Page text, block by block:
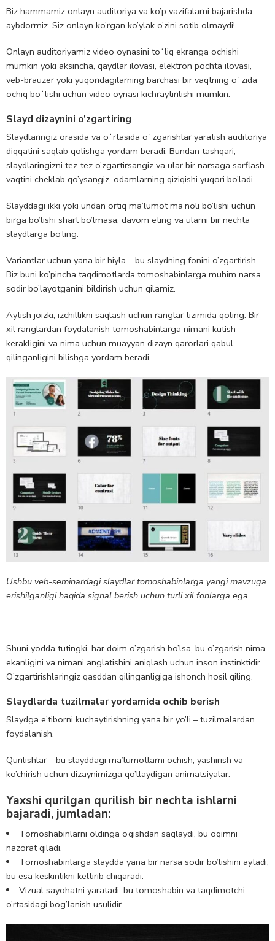
Biz hammamiz onlayn auditoriya va ko’p vazifalarni bajarishda
aybdormiz. Siz onlayn ko’rgan ko’ylak o’zini sotib olmaydi!
Onlayn auditoriyamiz video oynasini toʻliq ekranga ochishi
mumkin yoki aksincha, qaydlar ilovasi, elektron pochta ilovasi,
veb-brauzer⁠ yoki yuqoridagilarning barchasi bir vaqtning oʻzida
ochiq boʻlishi uchun video oynasi kichraytirilishi mumkin.
Slayd dizaynini o’zgartiring
Slaydlaringiz orasida va oʻrtasida oʻzgarishlar yaratish auditoriya
diqqatini saqlab qolishga yordam beradi. Bundan tashqari,
slaydlaringizni tez-tez o’zgartirsangiz va ular bir narsaga sarflash
vaqtini cheklab qo’ysangiz, odamlarning qiziqishi yuqori bo’ladi.
Slayddagi ikki yoki undan ortiq ma’lumot ma’noli bo’lishi uchun
birga bo’lishi shart bo’lmasa, davom eting va ularni bir nechta
slaydlarga bo’ling.
Variantlar uchun yana bir hiyla – bu slaydning fonini o’zgartirish.
Biz buni ko’pincha taqdimotlarda tomoshabinlarga muhim narsa
sodir bo’layotganini bildirish uchun qilamiz.
Aytish joizki, izchillikni saqlash uchun ranglar tizimida qoling. Bir
xil ranglardan foydalanish tomoshabinlarga nimani kutish
kerakligini va nima uchun muayyan dizayn qarorlari qabul
qilinganligini bilishga yordam beradi.
Ushbu veb-seminardagi slaydlar tomoshabinlarga yangi mavzuga
erishilganligi haqida signal berish uchun turli xil fonlarga ega.
Shuni yodda tutingki, har doim o’zgarish bo’lsa, bu o’zgarish nima
ekanligini va nimani anglatishini aniqlash uchun inson instinktidir.
O’zgartirishlaringiz qasddan qilinganligiga ishonch hosil qiling.
Slaydlarda tuzilmalar yordamida ochib berish
Slaydga e’tiborni kuchaytirishning yana bir yo’li – tuzilmalardan
foydalanish.
Qurilishlar – bu slayddagi ma’lumotlarni ochish, yashirish va
ko’chirish uchun dizaynimizga qo’llaydigan animatsiyalar.
Yaxshi qurilgan qurilish bir nechta ishlarni
bajaradi, jumladan:
Tomoshabinlarni oldinga o’qishdan saqlaydi, bu oqimni
nazorat qiladi.
Tomoshabinlarga slaydda yana bir narsa sodir bo’lishini aytadi,
bu esa keskinlikni keltirib chiqaradi.
Vizual sayohatni yaratadi, bu tomoshabin va taqdimotchi
o’rtasidagi bog’lanish usulidir.